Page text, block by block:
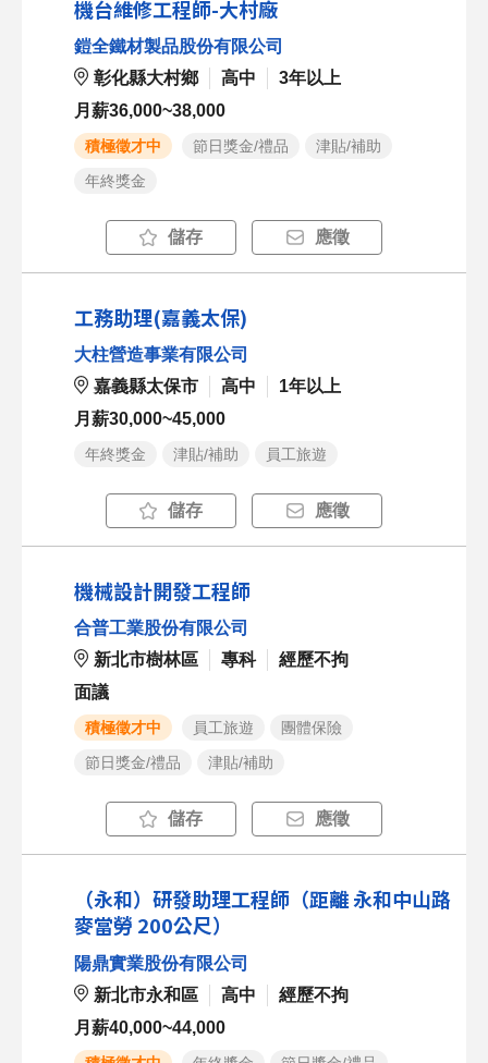
機台維修工程師-大村廠
鎧全鐵材製品股份有限公司
彰化縣大村鄉
高中
3年以上
月薪36,000~38,000
積極徵才中 節日獎金/禮品
津貼/補助
年終獎金
儲存 應徵
工務助理(嘉義太保)
大柱營造事業有限公司
嘉義縣太保市
高中
1年以上
月薪30,000~45,000
年終獎金 津貼/補助 員工旅遊
儲存 應徵
機械設計開發工程師
合普工業股份有限公司
新北市樹林區
專科
經歷不拘
面議
積極徵才中 員工旅遊
團體保險
節日獎金/禮品
津貼/補助
儲存 應徵
（永和）研發助理工程師（距離 永和中山路
麥當勞 200公尺）
陽鼎實業股份有限公司
新北市永和區
高中
經歷不拘
月薪40,000~44,000